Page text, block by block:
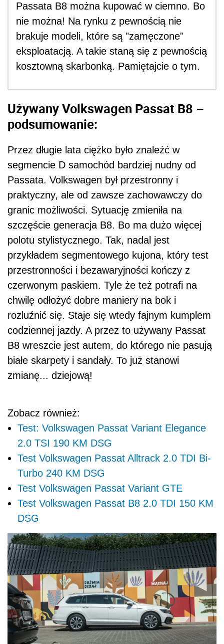
Passata B8 można kupować w ciemno. Bo
nie można! Na rynku z pewnością nie
brakuje modeli, które są "zamęczone"
eksploatacją. A takie staną się z pewnością
kosztowną skarbonką. Pamiętajcie o tym.
Używany Volkswagen Passat B8 –
podsumowanie:
Przez długie lata ciężko było znaleźć w
segmencie D samochód bardziej nudny od
Passata. Volkswagen był przestronny i
praktyczny, ale od zawsze zachowawczy do
granic możliwości. Sytuację zmieniła na
szczęście generacja B8. Bo ma dużo więcej
polotu stylistycznego. Tak, nadal jest
przykładem segmentowego kujona, który test
przestronności i bezawaryjności kończy z
czerwonym paskiem. Tyle że też potrafi na
chwilę odłożyć dobre maniery na bok i
rozluźnić się. Staje się wtedy fajnym kumplem
codziennej jazdy. A przez to używany Passat
B8 wreszcie jest autem, do którego nie pasują
białe skarpety i sandały. To już stanowi
zmianę... dziejową!
Zobacz również:
Test: Volkswagen Passat Variant Elegance
2.0 TSI 190 KM DSG
Test Volkswagen Passat Alltrack 2.0 TDI Bi-
Turbo 240 KM DSG
Test Volkswagen Passat Variant GTE
Test Volkswagen Passat B8 2.0 TDI 150 KM
DSG